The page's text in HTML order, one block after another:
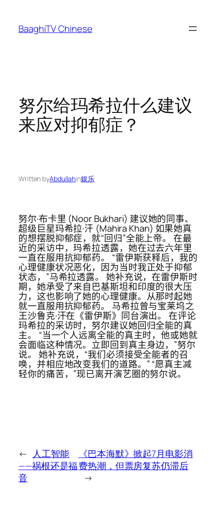
content
BaaghiTV Chinese
努尔给玛希拉什么建议
来应对抑郁症？
Written byAbdullahin娱乐
努尔·布卡里 (Noor Bukhari) 建议她的同事、
超级巨星玛希拉·汗 (Mahira Khan) 如果她真
的想摆脱抑郁症，就“回归”全能上帝。 在最
近的采访中，玛希拉透露，她在过去六年里
一直在服用抗抑郁药。 “雷伊斯获释后，我的
心理健康状况恶化，因为当时我正处于抑郁
状态，”马希拉透露。 她补充说，在雷伊斯时
期，她承受了来自巴基斯坦和印度的很大压
力，这也影响了她的心理健康。从那时起她
就一直服用抗抑郁药。 马希拉曾与宝莱坞之
王沙鲁克·汗在《雷伊斯》同台演出。 在评论
玛希拉的采访时，努尔建议她回归全能的真
主。 “当一个人远离全能的真主时，他或她就
会面临这种情况。立即回到真主身边，”努尔
说。 她补充说，“我们必须接受全能者的召
唤，并相应地改变我们的道路。” “愿真主减
轻你的痛苦，”现已离开演艺圈的努尔说。
←
人工智能
——祸根还是福
音
《巴本海默》掀起7月电影消
费热潮，但票房复苏仍滞后
→